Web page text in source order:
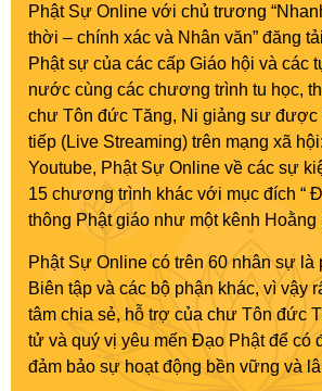
Phật Sự Online với chủ trương
thời – chính xác và Nhân văn” đăng
Phật sự của các cấp Giáo hội và các
nước cùng các chương trình tu học,
chư Tôn đức Tăng, Ni giảng sư được
tiếp (Live Streaming) trên mạng xã
Youtube, Phật Sự Online về các sự
15 chương trình khác với mục đích “
thông Phật giáo như một kênh
Phật Sự Online có trên 60 nhân sự là
Biên tập và các bộ phận khác, vì vậy
tâm chia sẻ, hỗ trợ của chư Tôn đức
tử và quý vị yêu mến Đạo Phật để có
đảm bảo sự hoạt động bền vững và